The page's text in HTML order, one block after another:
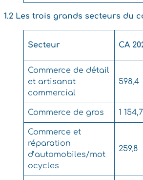
1.2 Les trois grands secteurs du
Secteur CA
Commerce de détail
et artisanat
commercial
598,4
Commerce de gros 1 154,7
Commerce et
réparation
d’automobiles/mot
ocycles
259,8